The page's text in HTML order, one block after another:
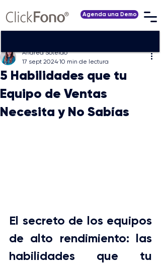
Agenda una Demo
5 Habilidades que tu
Equipo de Ventas
Necesita y No Sabías
Andrea Soteldo
17 sept 2024 10 min de lectura
El secreto de los equipos
de alto rendimiento: las
habilidades que tu